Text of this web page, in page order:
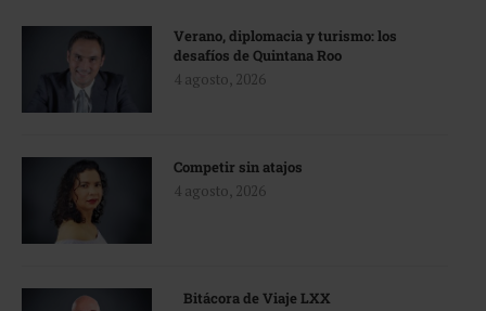
Verano, diplomacia y turismo: los
desafíos de Quintana Roo
4 agosto, 2026
Competir sin atajos
4 agosto, 2026
Bitácora de Viaje LXX